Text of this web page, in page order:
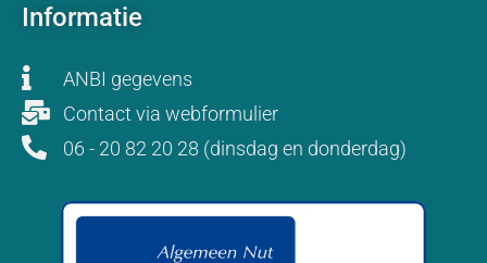
Informatie
ANBI gegevens
Contact via webformulier
06 - 20 82 20 28 (dinsdag en donderdag)